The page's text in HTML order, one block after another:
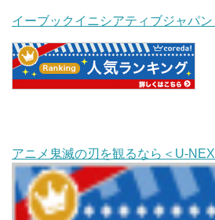
イーブックイニシアティブジャパ
アニメ鬼滅の刃を観るなら＜U-